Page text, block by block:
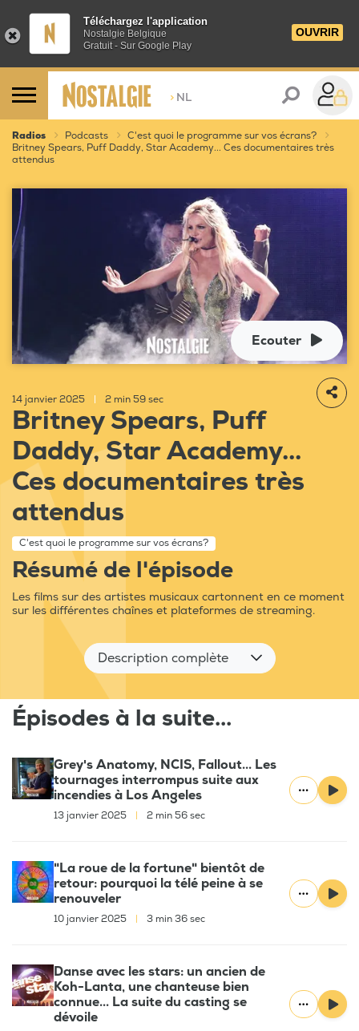
Téléchargez l'application
Nostalgie Belgique
Gratuit - Sur Google Play
OUVRIR
> NL
Radios Podcasts
C'est quoi le programme sur vos écrans?
Britney Spears, Puff Daddy, Star Academy... Ces documentaires très
attendus
Ecouter
14 janvier 2025 2 min 59 sec
Britney Spears, Puff
Daddy, Star Academy...
Ces documentaires très
attendus
C'est quoi le programme sur vos écrans?
Résumé de l'épisode
Les films sur des artistes musicaux cartonnent en ce moment
sur les différentes chaînes et plateformes de streaming.
Description complète
Épisodes à la suite...
Grey's Anatomy, NCIS, Fallout... Les
tournages interrompus suite aux
incendies à Los Angeles
13 janvier 2025 2 min 56 sec
"La roue de la fortune" bientôt de
retour: pourquoi la télé peine à se
renouveler
10 janvier 2025 3 min 36 sec
Danse avec les stars: un ancien de
Koh-Lanta, une chanteuse bien
connue... La suite du casting se
dévoile